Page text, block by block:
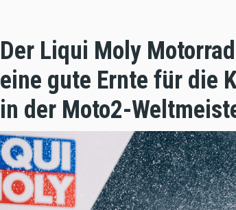
Der Liqui Moly
eine gute Ernte für die
in der Moto2-